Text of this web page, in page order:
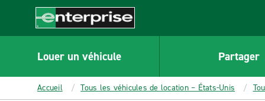
CONTENT
Enterprise
Louer un véhicule Partager
Accueil Tous les véhicules de location – États-Unis